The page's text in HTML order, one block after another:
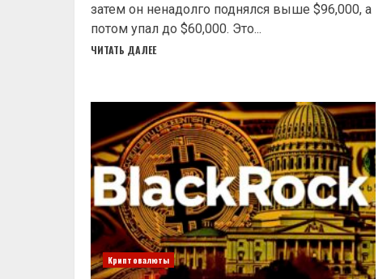
затем он ненадолго поднялся выше $96,000, а
потом упал до $60,000. Это...
ЧИТАТЬ ДАЛЕЕ
Криптовалюты